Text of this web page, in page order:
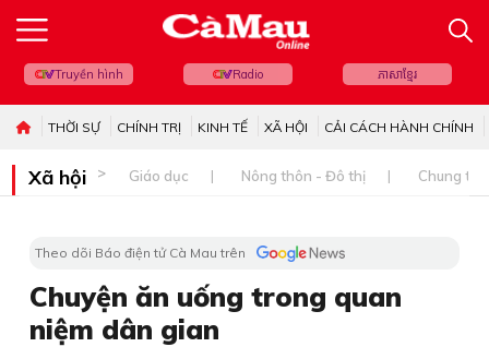
Truyền hình Radio ភាសាខ្មែរ
THỜI SỰ CHÍNH TRỊ KINH TẾ XÃ HỘI CẢI CÁCH HÀNH CHÍNH
Xã hội Giáo dục Nông thôn - Đô thị Chung
Theo dõi Báo điện tử Cà Mau trên
Chuyện ăn uống trong quan
niệm dân gian